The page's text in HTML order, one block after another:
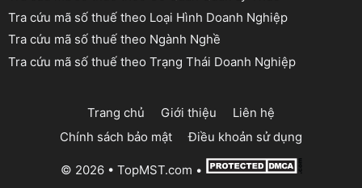
Tra cứu mã số thuế theo Loại Hình Doanh Nghiệp
Tra cứu mã số thuế theo Ngành Nghề
Tra cứu mã số thuế theo Trạng Thái Doanh Nghiệp
Trang chủ Giới thiệu
Liên hệ
Chính sách bảo mật
Điều khoản sử dụng
© 2026 • TopMST.com •